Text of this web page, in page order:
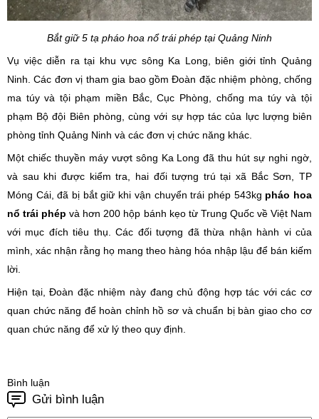
Bắt giữ 5 tạ pháo hoa nổ trái phép tại Quảng Ninh
Vụ việc diễn ra tại khu vực sông Ka Long, biên giới tỉnh Quảng
Ninh. Các đơn vị tham gia bao gồm Đoàn đặc nhiệm phòng, chống
ma túy và tội phạm miền Bắc, Cục Phòng, chống ma túy và tội
phạm Bộ đội Biên phòng, cùng với sự hợp tác của lực lượng biên
phòng tỉnh Quảng Ninh và các đơn vị chức năng khác.
Một chiếc thuyền máy vượt sông Ka Long đã thu hút sự nghi ngờ,
và sau khi được kiểm tra, hai đối tượng trú tại xã Bắc Sơn, TP
Móng Cái, đã bị bắt giữ khi vận chuyển trái phép 543kg pháo hoa
nổ trái phép và hơn 200 hộp bánh kẹo từ Trung Quốc về Việt Nam
với mục đích tiêu thụ. Các đối tượng đã thừa nhận hành vi của
mình, xác nhận rằng họ mang theo hàng hóa nhập lậu để bán kiếm
lời.
Hiện tại, Đoàn đặc nhiệm này đang chủ động hợp tác với các cơ
quan chức năng để hoàn chỉnh hồ sơ và chuẩn bị bàn giao cho cơ
quan chức năng để xử lý theo quy định.
Bình luận
Gửi bình luận